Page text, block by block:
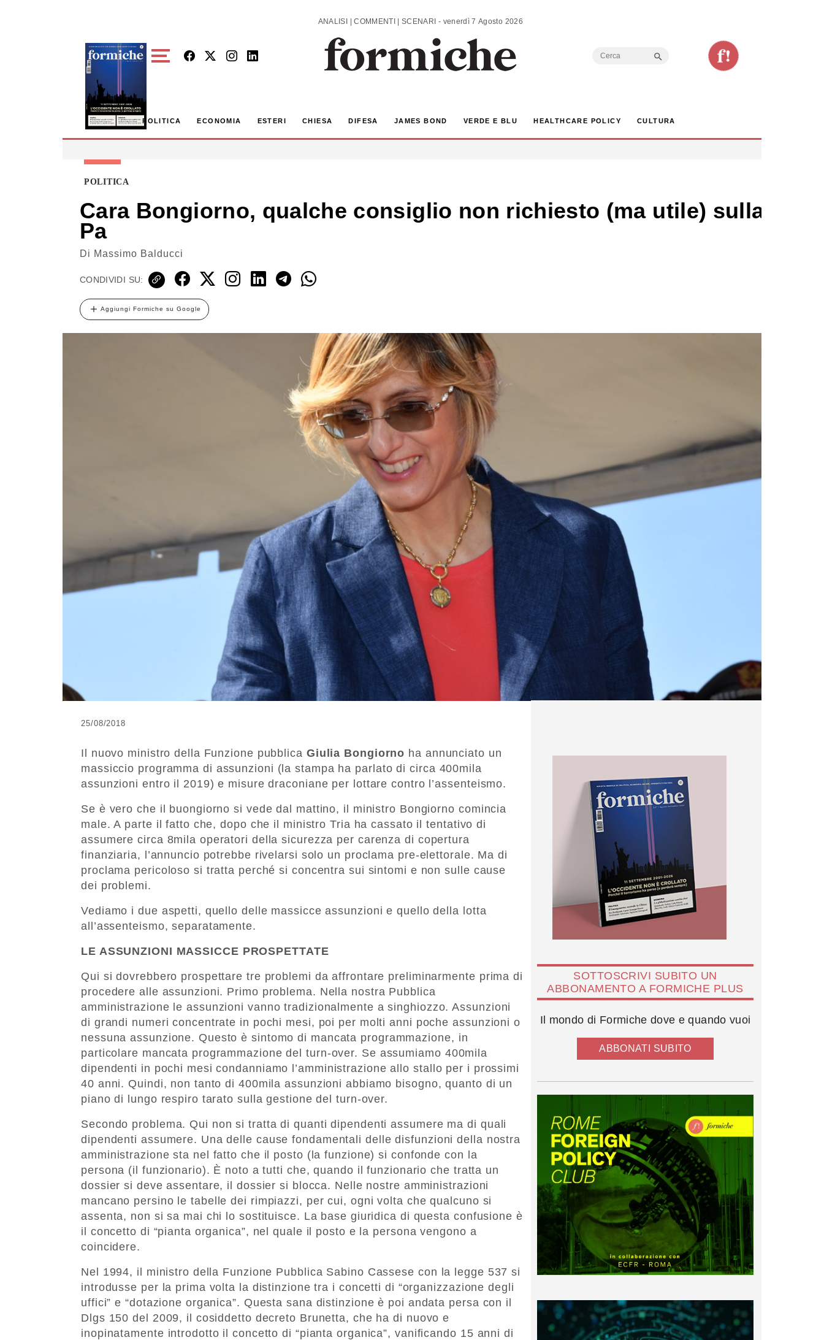
ANALISI | COMMENTI | SCENARI - venerdì 7 Agosto 2026
Search
POLITICA ECONOMIA ESTERI CHIESA DIFESA JAMES BOND VERDE E BLU HEALTHCARE POLICY CULTURA
POLITICA
Cara Bongiorno, qualche consiglio non richiesto (ma utile) sulla
Pa
Di Massimo Balducci
CONDIVIDI SU:
Aggiungi Formiche su Google
25/08/2018
Il nuovo ministro della Funzione pubblica Giulia Bongiorno ha annunciato un
massiccio programma di assunzioni (la stampa ha parlato di circa 400mila
assunzioni entro il 2019) e misure draconiane per lottare contro l’assenteismo.
Se è vero che il buongiorno si vede dal mattino, il ministro Bongiorno comincia
male. A parte il fatto che, dopo che il ministro Tria ha cassato il tentativo di
assumere circa 8mila operatori della sicurezza per carenza di copertura
finanziaria, l’annuncio potrebbe rivelarsi solo un proclama pre-elettorale. Ma di
proclama pericoloso si tratta perché si concentra sui sintomi e non sulle cause
dei problemi.
Vediamo i due aspetti, quello delle massicce assunzioni e quello della lotta
all’assenteismo, separatamente.
LE ASSUNZIONI MASSICCE PROSPETTATE
Qui si dovrebbero prospettare tre problemi da affrontare preliminarmente prima di
procedere alle assunzioni. Primo problema. Nella nostra Pubblica
amministrazione le assunzioni vanno tradizionalmente a singhiozzo. Assunzioni
di grandi numeri concentrate in pochi mesi, poi per molti anni poche assunzioni o
nessuna assunzione. Questo è sintomo di mancata programmazione, in
particolare mancata programmazione del turn-over. Se assumiamo 400mila
dipendenti in pochi mesi condanniamo l’amministrazione allo stallo per i prossimi
40 anni. Quindi, non tanto di 400mila assunzioni abbiamo bisogno, quanto di un
piano di lungo respiro tarato sulla gestione del turn-over.
Secondo problema. Qui non si tratta di quanti dipendenti assumere ma di quali
dipendenti assumere. Una delle cause fondamentali delle disfunzioni della nostra
amministrazione sta nel fatto che il posto (la funzione) si confonde con la
persona (il funzionario). È noto a tutti che, quando il funzionario che tratta un
dossier si deve assentare, il dossier si blocca. Nelle nostre amministrazioni
mancano persino le tabelle dei rimpiazzi, per cui, ogni volta che qualcuno si
assenta, non si sa mai chi lo sostituisce. La base giuridica di questa confusione è
il concetto di “pianta organica”, nel quale il posto e la persona vengono a
coincidere.
Nel 1994, il ministro della Funzione Pubblica Sabino Cassese con la legge 537 si
introdusse per la prima volta la distinzione tra i concetti di “organizzazione degli
uffici” e “dotazione organica”. Questa sana distinzione è poi andata persa con il
Dlgs 150 del 2009, il cosiddetto decreto Brunetta, che ha di nuovo e
inopinatamente introdotto il concetto di “pianta organica”, vanificando 15 anni di
SOTTOSCRIVI SUBITO UN
ABBONAMENTO A FORMICHE PLUS
Il mondo di Formiche dove e quando vuoi
ABBONATI SUBITO